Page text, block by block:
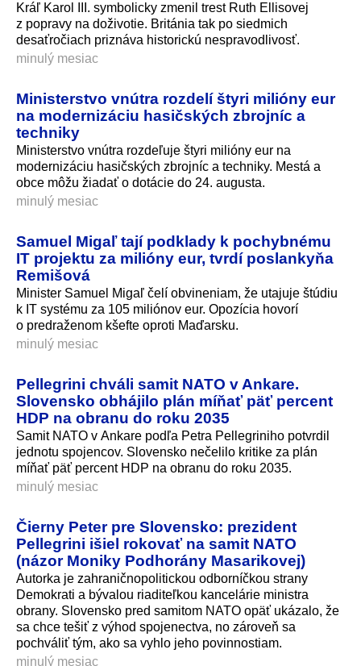
Kráľ Karol III. symbolicky zmenil trest Ruth Ellisovej
z popravy na doživotie. Británia tak po siedmich
desaťročiach priznáva historickú nespravodlivosť.
minulý mesiac
Ministerstvo vnútra rozdelí štyri milióny eur
na modernizáciu hasičských zbrojníc a
techniky
Ministerstvo vnútra rozdeľuje štyri milióny eur na
modernizáciu hasičských zbrojníc a techniky. Mestá a
obce môžu žiadať o dotácie do 24. augusta.
minulý mesiac
Samuel Migaľ tají podklady k pochybnému
IT projektu za milióny eur, tvrdí poslankyňa
Remišová
Minister Samuel Migaľ čelí obvineniam, že utajuje štúdiu
k IT systému za 105 miliónov eur. Opozícia hovorí
o predraženom kšefte oproti Maďarsku.
minulý mesiac
Pellegrini chváli samit NATO v Ankare.
Slovensko obhájilo plán míňať päť percent
HDP na obranu do roku 2035
Samit NATO v Ankare podľa Petra Pellegriniho potvrdil
jednotu spojencov. Slovensko nečelilo kritike za plán
míňať päť percent HDP na obranu do roku 2035.
minulý mesiac
Čierny Peter pre Slovensko: prezident
Pellegrini išiel rokovať na samit NATO
(názor Moniky Podhorány Masarikovej)
Autorka je zahraničnopoli­tickou odborníčkou strany
Demokrati a bývalou riaditeľkou kancelárie ministra
obrany. Slovensko pred samitom NATO opäť ukázalo, že
sa chce tešiť z výhod spojenectva, no zároveň sa
pochváliť tým, ako sa vyhlo jeho povinnostiam.
minulý mesiac